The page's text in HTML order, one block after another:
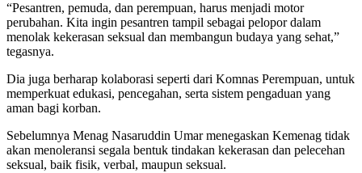
“Pesantren, pemuda, dan perempuan, harus menjadi motor
perubahan. Kita ingin pesantren tampil sebagai pelopor dalam
menolak kekerasan seksual dan membangun budaya yang sehat,”
tegasnya.
Dia juga berharap kolaborasi seperti dari Komnas Perempuan, untuk
memperkuat edukasi, pencegahan, serta sistem pengaduan yang
aman bagi korban.
Sebelumnya Menag Nasaruddin Umar menegaskan Kemenag tidak
akan menoleransi segala bentuk tindakan kekerasan dan pelecehan
seksual, baik fisik, verbal, maupun seksual.